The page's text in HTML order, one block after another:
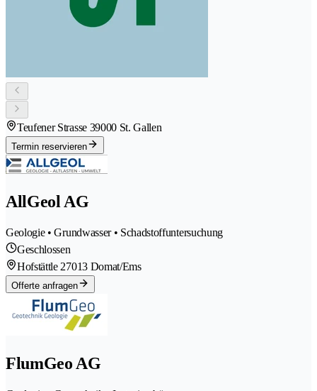
Teufener Strasse 39000 St. Gallen
Termin reservieren
AllGeol AG
Geologie • Grundwasser • Schadstoffuntersuchung
Geschlossen
Hofstättle 27013 Domat/Ems
Offerte anfragen
FlumGeo AG